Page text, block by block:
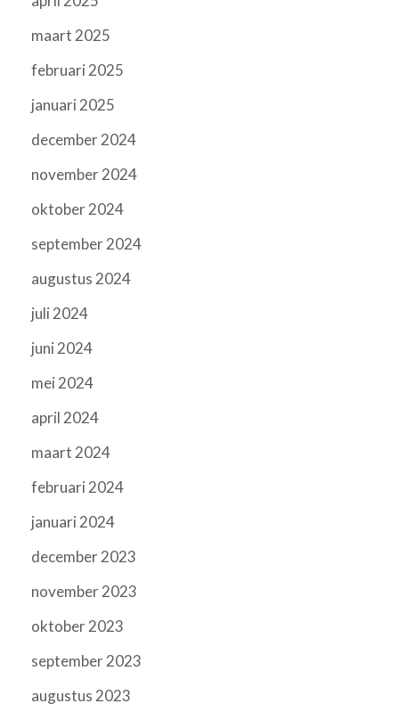
maart 2025
februari 2025
januari 2025
december 2024
november 2024
oktober 2024
september 2024
augustus 2024
juli 2024
juni 2024
mei 2024
april 2024
maart 2024
februari 2024
januari 2024
december 2023
november 2023
oktober 2023
september 2023
augustus 2023